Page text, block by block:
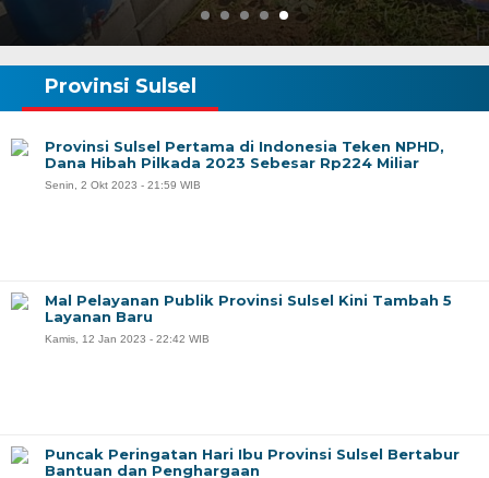
Provinsi Sulsel
Provinsi Sulsel Pertama di Indonesia Teken NPHD,
Dana Hibah Pilkada 2023 Sebesar Rp224 Miliar
Senin, 2 Okt 2023 - 21:59 WIB
Mal Pelayanan Publik Provinsi Sulsel Kini Tambah 5
Layanan Baru
Kamis, 12 Jan 2023 - 22:42 WIB
Puncak Peringatan Hari Ibu Provinsi Sulsel Bertabur
Bantuan dan Penghargaan